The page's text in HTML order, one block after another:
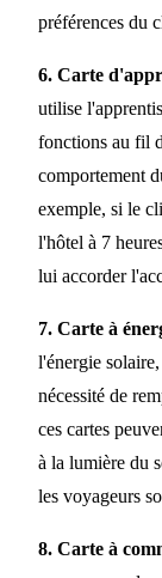
préférences du
6. Carte
utilise
fonctions au fil
comportement
exemple, si le
l'hôtel à 7
lui accorder
7. Carte à
l'énergie
nécessité de
ces cartes
à la lumière du
les voyageurs
8. Carte à